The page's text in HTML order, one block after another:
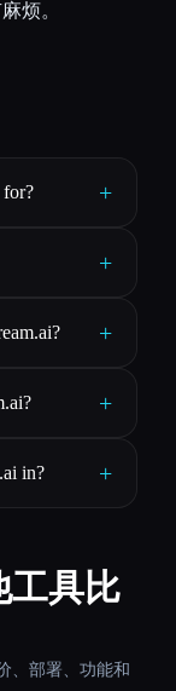
烦。
for? +
+
+
+
in? +
工具比
、部署、功能和